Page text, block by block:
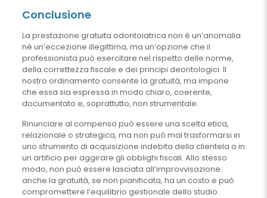
Conclusione
La prestazione gratuita odontoiatrica non è un’anomalia
né un’eccezione illegittima, ma un’opzione che il
professionista può esercitare nel rispetto delle norme,
della correttezza fiscale e dei principi deontologici. Il
nostro ordinamento consente la gratuità, ma impone
che essa sia espressa in modo chiaro, coerente,
documentato e, soprattutto, non strumentale.
Rinunciare al compenso può essere una scelta etica,
relazionale o strategica, ma non può mai trasformarsi in
uno strumento di acquisizione indebita della clientela o in
un artificio per aggirare gli obblighi fiscali. Allo stesso
modo, non può essere lasciata all’improvvisazione:
anche la gratuità, se non pianificata, ha un costo e può
compromettere l’equilibrio gestionale dello studio.